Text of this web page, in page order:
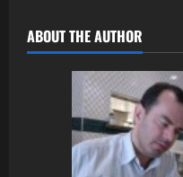
ABOUT THE AUTHOR